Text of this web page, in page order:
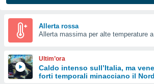
di
Web
le
Allerta rossa
Allerta massima per alte temperature
Ultim’ora
Caldo intenso sull’Italia, ma
forti temporali minacciano il Nord